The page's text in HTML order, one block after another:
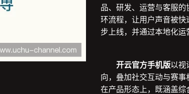
品、研发、运营与客服
环流程，让用户声音被
步上线，并通过本地化运
开云官方手机版以视
向，叠加社交互动与赛事
在产品形态上，既涵盖综